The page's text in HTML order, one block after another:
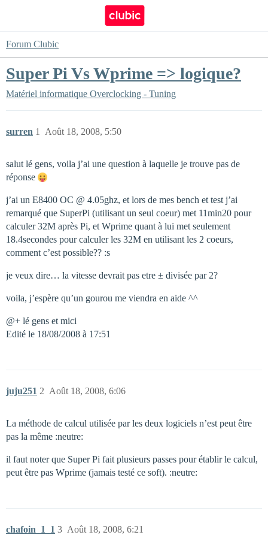
Forum Clubic
Super Pi Vs Wprime => logique?
Matériel informatique Overclocking - Tuning
surren Août 18, 2008, 5:50
1
salut lé gens, voila j’ai une question à laquelle je trouve pas de
réponse
j’ai un E8400 OC @ 4.05ghz, et lors de mes bench et test j’ai
remarqué que SuperPi (utilisant un seul coeur) met 11min20 pour
calculer 32M après Pi, et Wprime quant à lui met seulement
18.4secondes pour calculer les 32M en utilisant les 2 coeurs,
comment c’est possible?? :s
je veux dire… la vitesse devrait pas etre ± divisée par 2?
voila, j’espère qu’un gourou me viendra en aide ^^
@+ lé gens et mici
Edité le 18/08/2008 à 17:51
juju251 Août 18, 2008, 6:06
2
La méthode de calcul utilisée par les deux logiciels n’est peut être
pas la même :neutre:
il faut noter que Super Pi fait plusieurs passes pour établir le calcul,
peut être pas Wprime (jamais testé ce soft). :neutre:
chafoin_1_1 Août 18, 2008, 6:21
3